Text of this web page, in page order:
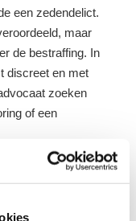
een zedendelict.
maar
de bestraffing. In
discreet en met
zoeken
of een
bijstand
zich burgerlijke